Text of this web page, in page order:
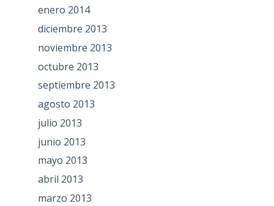
enero 2014
diciembre 2013
noviembre 2013
octubre 2013
septiembre 2013
agosto 2013
julio 2013
junio 2013
mayo 2013
abril 2013
marzo 2013